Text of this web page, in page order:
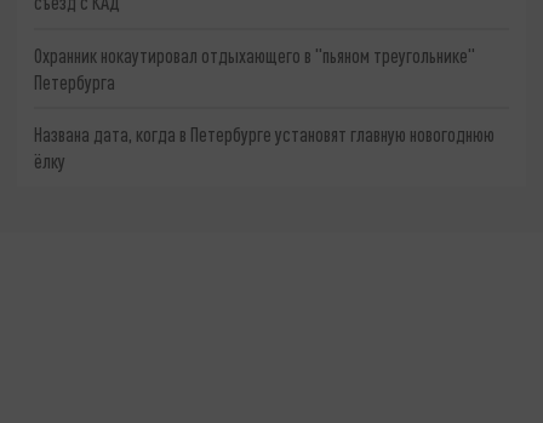
Охранник нокаутировал отдыхающего в "пьяном треугольнике"
Петербурга
Названа дата, когда в Петербурге установят главную новогоднюю
ёлку